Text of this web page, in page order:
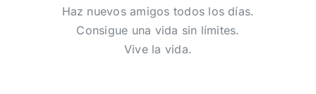
Haz nuevos amigos todos los días.
Consigue una vida sin límites.
Vive la vida.